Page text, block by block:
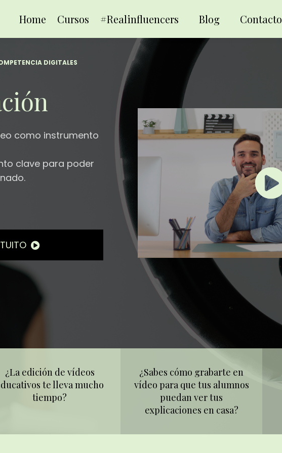
Home Cursos #Realinfluencers Blog Contacto
DIGITALES
como instrumento
clave para poder
¿La edición de vídeos
te lleva mucho
tiempo?
¿Sabes cómo grabarte en
vídeo para que tus alumnos
puedan ver tus
explicaciones en casa?